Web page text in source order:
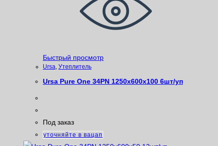
Быстрый просмотр
Ursa, Утеплитель
Ursa Pure One 34PN 1250x600x100 6шт/уп
Под заказ
уточняйте в вацап